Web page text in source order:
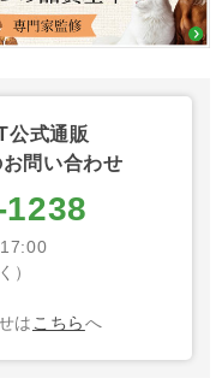
公式通販
問い合わせ
）
は こちらへ